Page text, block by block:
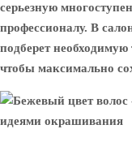
серьезную
профессионалу. В
подберет
чтобы максимально